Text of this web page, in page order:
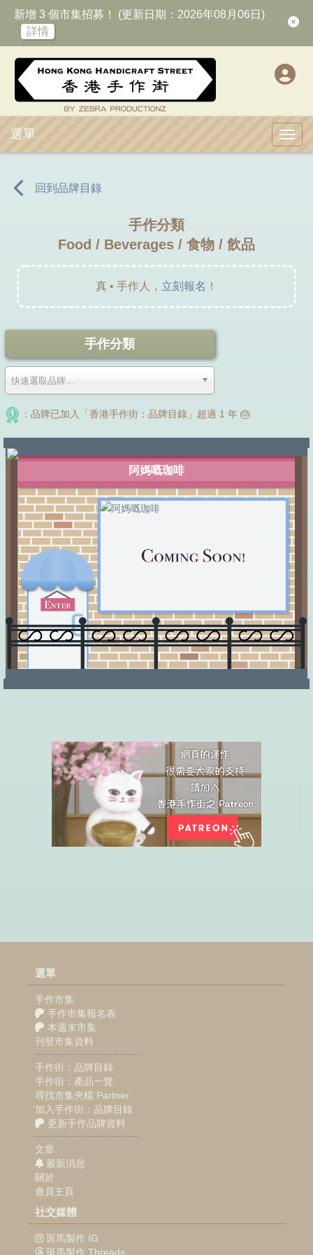
新增 3 個市集招募！ (更新日期：2026年08月06日)
詳情
選單
回到品牌目錄
手作分類
Food / Beverages / 食物 / 飲品
真 • 手作人， 立刻報名 ！
手作分類
快速選取品牌...
：品牌已加入「香港手作街：品牌目錄」超過 1 年 🎂
阿媽嘅珈啡
選單
手作市集
手作市集報名表
本週末市集
刊登市集資料
手作街：品牌目錄
手作街：產品一覽
尋找市集夾檔 Partner
加入手作街：品牌目錄
更新手作品牌資料
文章
最新消息
關於
會員主頁
社交媒體
斑馬製作 IG
斑馬製作 Threads